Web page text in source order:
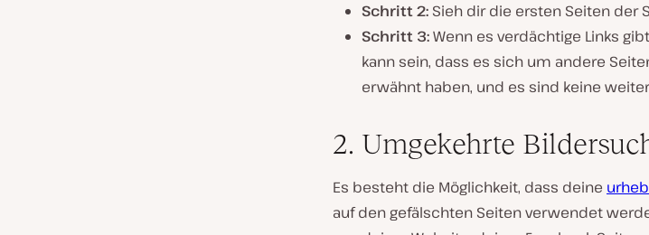
Schritt 2: Sieh dir die ersten Seiten der
Schritt 3:Wenn es verdächtige Links
kann sein, dass es sich um andere
erwähnt haben, und es sind keine
2. Umgekehrte
Es besteht die Möglichkeit, dass deine
auf den gefälschten Seiten verwendet